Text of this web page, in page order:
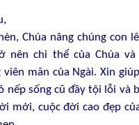
Chúa nâng chúng con
nên chi thể của Chúa
mãn của Ngài. Xin
nếp sống cũ đầy tội lỗi và
mới, cuộc đời cao đẹp